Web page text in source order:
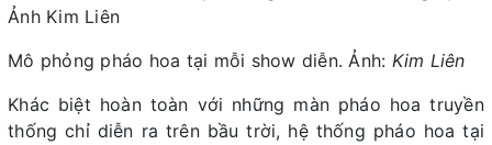
Mô phỏng pháo hoa tại mỗi show diễn. Ảnh: Kim Liên
Khác biệt hoàn toàn với những màn pháo hoa truyền
thống chỉ diễn ra trên bầu trời, hệ thống pháo hoa tại